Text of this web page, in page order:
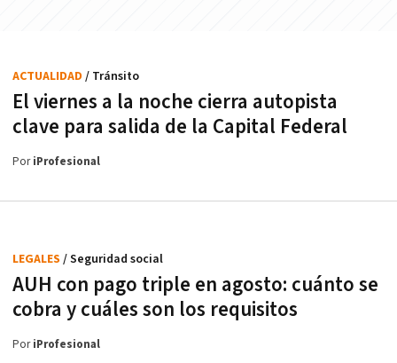
El viernes a la noche cierra autopista
clave para salida de la Capital Federal
ACTUALIDAD / Tránsito
PoriProfesional
AUH con pago triple en agosto: cuánto se
cobra y cuáles son los requisitos
LEGALES / Seguridad social
PoriProfesional